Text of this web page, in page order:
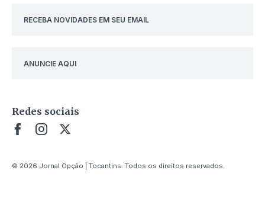
RECEBA NOVIDADES EM SEU EMAIL
ANUNCIE AQUI
Redes sociais
© 2026 Jornal Opção | Tocantins. Todos os direitos reservados.